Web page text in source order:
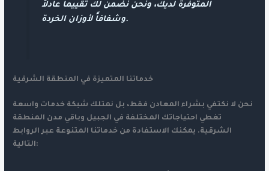
المتوفرة لديك، ونحن نضمن لك تقييماً عادلاً
وشفافاً لأوزان الخردة.
خدماتنا المتميزة في المنطقة الشرقية
نحن لا نكتفي بشراء المعادن فقط، بل نمتلك شبكة خدمات واسعة
تغطي احتياجاتك المختلفة في الجبيل وباقي مدن المنطقة
الشرقية. يمكنك الاستفادة من خدماتنا المتنوعة عبر الروابط
التالية: